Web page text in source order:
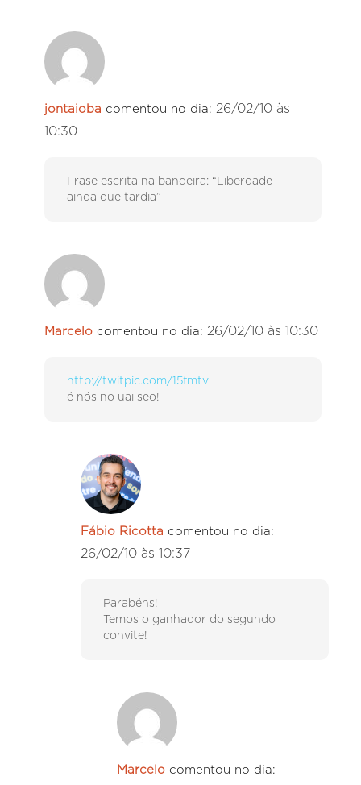
jontaioba comentou no dia: 26/02/10 às
10:30
Frase escrita na bandeira: “Liberdade
ainda que tardia”
Marcelo comentou no dia: 26/02/10 às 10:30
http://twitpic.com/15fmtv
é nós no uai seo!
Fábio Ricotta comentou no dia:
26/02/10 às 10:37
Parabéns!
Temos o ganhador do segundo
convite!
Marcelo comentou no dia: